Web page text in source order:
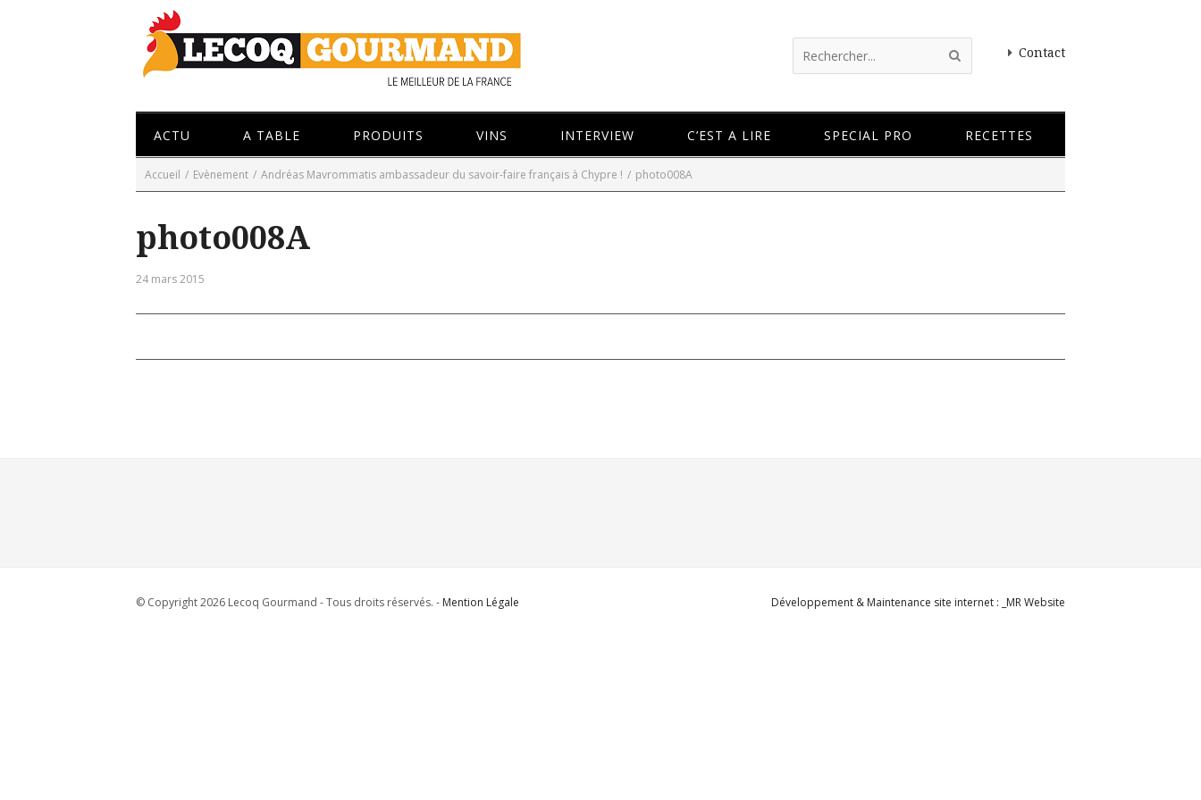
Contact
ACTU A TABLE PRODUITS VINS INTERVIEW C’EST A LIRE SPECIAL PRO RECETTES
Accueil / Evènement / Andréas Mavrommatis ambassadeur du savoir-faire français à Chypre ! / photo008A
photo008A
24 mars 2015
© Copyright 2026 Lecoq Gourmand - Tous droits réservés. - Mention Légale Développement & Maintenance site internet : _MR Website